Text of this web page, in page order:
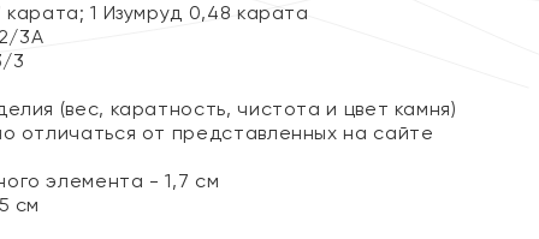
1 Изумруд 0,48 карата
3А
3
(вес, каратность, чистота и цвет камня)
отличаться от представленных на сайте
элемента - 1,7 см
см